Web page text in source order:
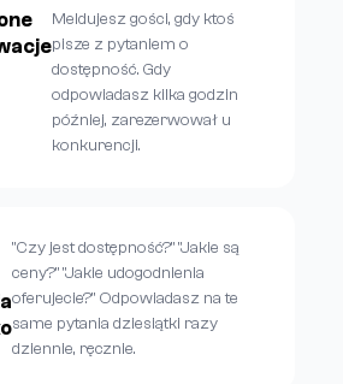
Meldujesz gości, gdy ktoś
pisze z pytaniem o
dostępność. Gdy
odpowiadasz kilka godzin
później, zarezerwował u
konkurencji.
"Czy jest dostępność?" "Jakie są
ceny?" "Jakie udogodnienia
oferujecie?" Odpowiadasz na te
same pytania dziesiątki razy
dziennie, ręcznie.